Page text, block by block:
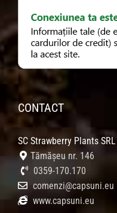
CONTACT
SC Strawberry Plants SRL
Tămășeu nr. 146
0359-170.170
comenzi@capsuni.eu
www.capsuni.eu